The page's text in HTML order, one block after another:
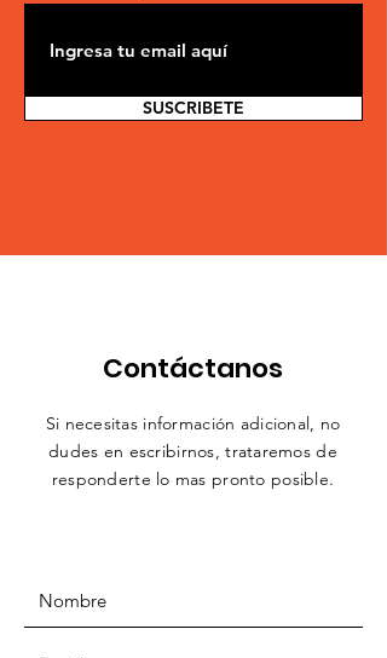
SUSCRIBETE
Contáctanos
Si necesitas información adicional, no
dudes en escribirnos,trataremos de
responderte lo mas pronto posible.